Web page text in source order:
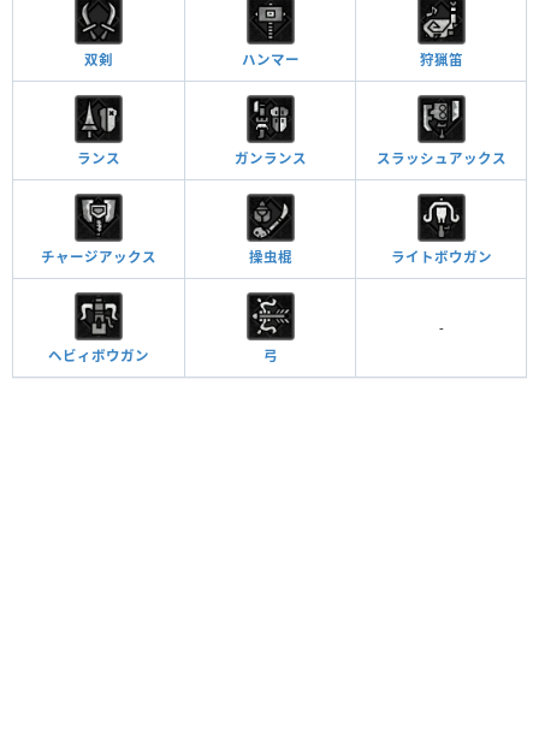
双剣 ハンマー 狩猟笛
ランス ガンランス スラッシュアックス
チャージアックス 操虫棍 ライトボウガン
ヘビィボウガン 弓
-